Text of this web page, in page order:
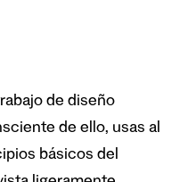
de diseño
de ello, usas al
básicos del